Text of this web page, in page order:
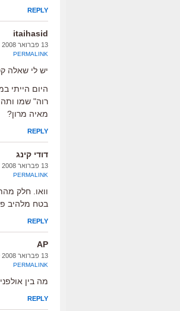
REPLY
itaihasid
13 פברואר 2008 at 18:52
PERMALINK
יש לי שאלה
היום הייתי
רוה" שמו
מאיה מרון?
REPLY
דודי קינג
13 פברואר 2008 at 20:37
PERMALINK
וואו. חלק
בטח מלהיב פי
REPLY
AP
13 פברואר 2008 at 21:29
PERMALINK
מה בין
REPLY